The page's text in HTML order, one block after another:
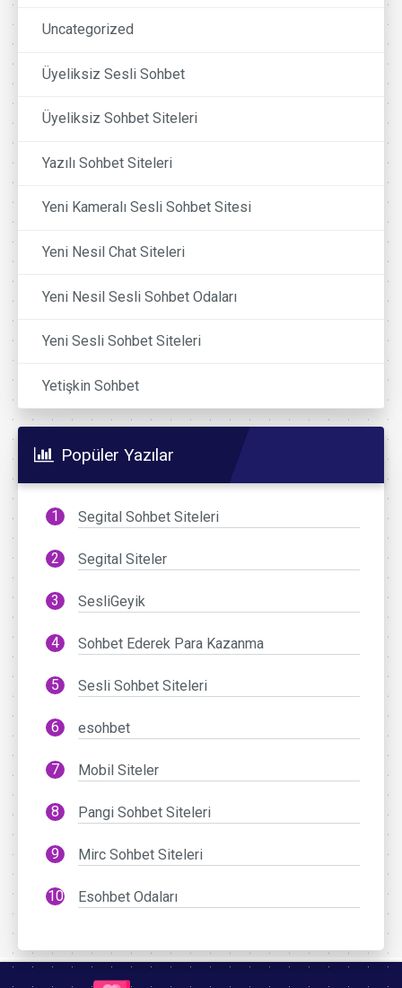
Uncategorized
Üyeliksiz Sesli Sohbet
Üyeliksiz Sohbet Siteleri
Yazılı Sohbet Siteleri
Yeni Kameralı Sesli Sohbet Sitesi
Yeni Nesil Chat Siteleri
Yeni Nesil Sesli Sohbet Odaları
Yeni Sesli Sohbet Siteleri
Yetişkin Sohbet
Popüler Yazılar
Segital Sohbet Siteleri
Segital Siteler
SesliGeyik
Sohbet Ederek Para Kazanma
Sesli Sohbet Siteleri
esohbet
Mobil Siteler
Pangi Sohbet Siteleri
Mirc Sohbet Siteleri
Esohbet Odaları